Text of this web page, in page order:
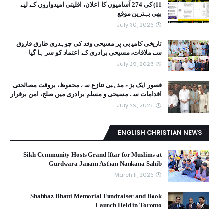
11) کی 274 آسامیوں کا اعلان، اقلیتی امیدواروں کے لیے
بھی بہترین موقع
July 30, 2026
تاریخی کامیابی پر مسیحی وفد کی چوہدری طارق فاروق
سے ملاقات، مسیحی برادری کے اعتماد کو سراہا گیا
July 29, 2026
قصور ایک بڑے مذہبی تنازع سے محفوظ، بروقت مصالحتی
اقدامات سے مسیحی و مسلم برادری میں صلح، امن برقرار
July 29, 2026
ENGLISH CHRISTIAN NEWS
Sikh Community Hosts Grand Iftar for Muslims at
Gurdwara Janam Asthan Nankana Sahib
March 11, 2026
Shahbaz Bhatti Memorial Fundraiser and Book
Launch Held in Toronto